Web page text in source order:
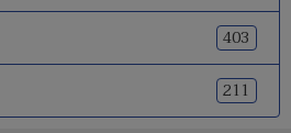
403
211